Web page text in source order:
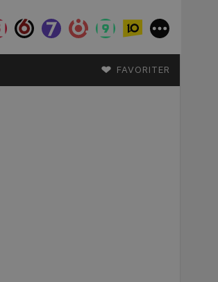
♥ FAVORITER